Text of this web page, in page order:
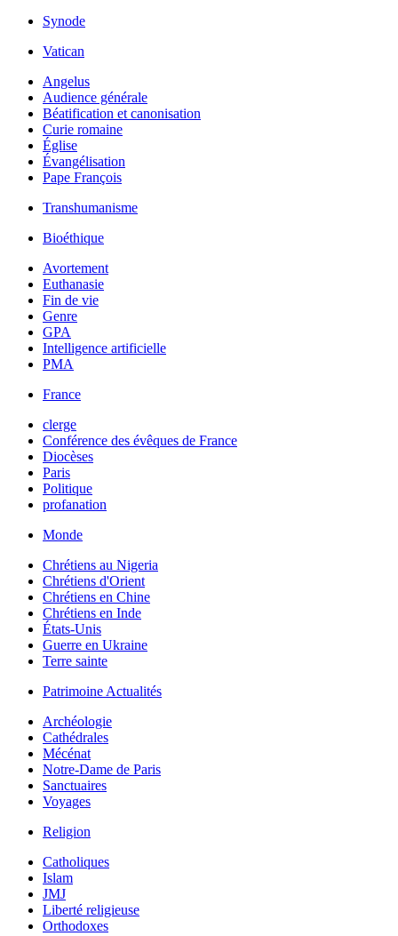
Synode
Vatican
Angelus
Audience générale
Béatification et canonisation
Curie romaine
Église
Évangélisation
Pape François
Transhumanisme
Bioéthique
Avortement
Euthanasie
Fin de vie
Genre
GPA
Intelligence artificielle
PMA
France
clerge
Conférence des évêques de France
Diocèses
Paris
Politique
profanation
Monde
Chrétiens au Nigeria
Chrétiens d'Orient
Chrétiens en Chine
Chrétiens en Inde
États-Unis
Guerre en Ukraine
Terre sainte
Patrimoine Actualités
Archéologie
Cathédrales
Mécénat
Notre-Dame de Paris
Sanctuaires
Voyages
Religion
Catholiques
Islam
JMJ
Liberté religieuse
Orthodoxes